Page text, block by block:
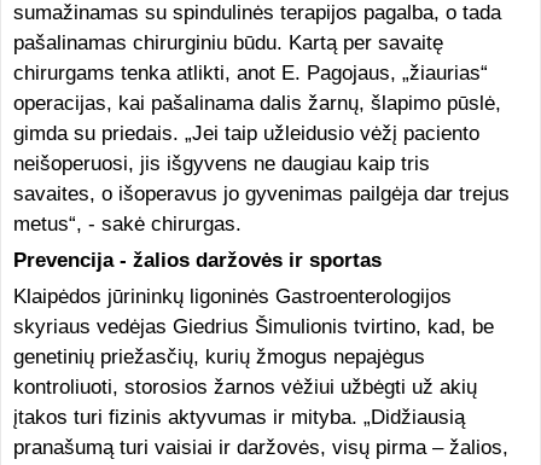
sumažinamas su spindulinės terapijos pagalba, o tada
pašalinamas chirurginiu būdu. Kartą per savaitę
chirurgams tenka atlikti, anot E. Pagojaus, „žiaurias“
operacijas, kai pašalinama dalis žarnų, šlapimo pūslė,
gimda su priedais. „Jei taip užleidusio vėžį paciento
neišoperuosi, jis išgyvens ne daugiau kaip tris
savaites, o išoperavus jo gyvenimas pailgėja dar trejus
metus“, - sakė chirurgas.
Prevencija - žalios daržovės ir sportas
Klaipėdos jūrininkų ligoninės Gastroenterologijos
skyriaus vedėjas Giedrius Šimulionis tvirtino, kad, be
genetinių priežasčių, kurių žmogus nepajėgus
kontroliuoti, storosios žarnos vėžiui užbėgti už akių
įtakos turi fizinis aktyvumas ir mityba. „Didžiausią
pranašumą turi vaisiai ir daržovės, visų pirma – žalios,